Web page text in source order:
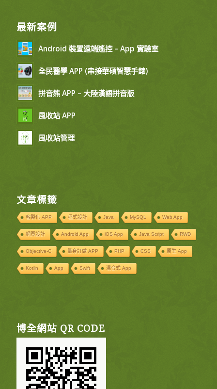
最新案例
Android 裝置遠端遙控 – App 實驗室
全民醫學 APP (串接華碩智慧手錶)
拼音熊 APP – 大陸漢語拼音版
風收站 APP
風收站管理
文章標籤
客製化 APP 程式設計 Java MySQL Web App
網頁設計 Android App iOS App Java Script RWD
Objective-C 量身訂做 APP PHP CSS 原生 App
Kotlin App Swift 混合式 App
博全網站 QR CODE